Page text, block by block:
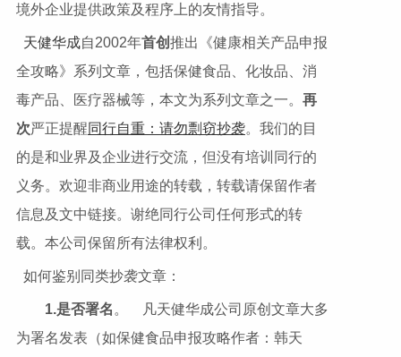
境外企业提供政策及程序上的友情指导。
天健华成自2002年首创推出《健康相关产品申报
全攻略》系列文章，包括保健食品、化妆品、消
毒产品、医疗器械等，本文为系列文章之一。 再
次严正提醒同行自重：请勿剽窃抄袭。我们的目
的是和业界及企业进行交流，但没有培训同行的
义务。欢迎非商业用途的转载，转载请保留作者
信息及文中链接。谢绝同行公司任何形式的转
载。本公司保留所有法律权利。
如何鉴别同类抄袭文章：
1.是否署名 。 凡天健华成公司原创文章大多
为署名发表（如保健食品申报攻略作者：韩天